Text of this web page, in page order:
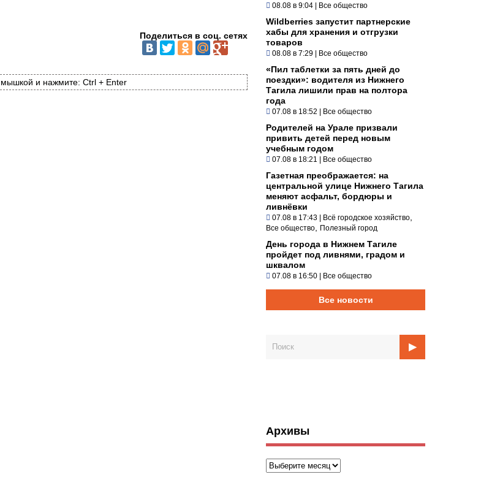
Поделиться в соц. сетях
и нажмите: Ctrl + Enter
08.08 в 9:04 | Все общество
Wildberries запустит партнерские
хабы для хранения и отгрузки
товаров
08.08 в 7:29 | Все общество
«Пил таблетки за пять дней до
поездки»: водителя из Нижнего
Тагила лишили прав на полтора
года
07.08 в 18:52 | Все общество
Родителей на Урале призвали
привить детей перед новым
учебным годом
07.08 в 18:21 | Все общество
Газетная преображается: на
центральной улице Нижнего Тагила
меняют асфальт, бордюры и
ливнёвки
07.08 в 17:43 | Всё городское хозяйство
Все общество Полезный город
День города в Нижнем Тагиле
пройдет под ливнями, градом и
шквалом
07.08 в 16:50 | Все общество
Все новости
Архивы
Архивы